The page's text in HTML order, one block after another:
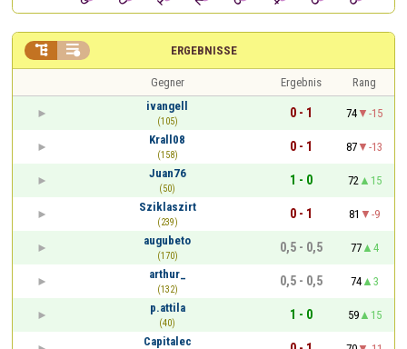
ERGEBNISSE
 
Gegner Ergebnis
Rang
ivangell
(105)
0 - 1 74
-15
Krall08
(158)
0 - 1 87
-13
Juan76
(50)
1 - 0 72
15
Sziklaszirt
(239)
0 - 1 81
-9
augubeto
(170)
0,5 - 0,5 77
4
arthur_
(132)
0,5 - 0,5 74
3
p.attila
(40)
1 - 0 59
15
Capitalec